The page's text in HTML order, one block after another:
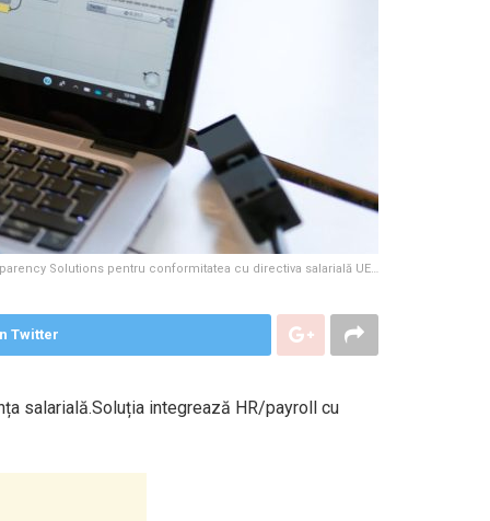
Solutions pentru conformitatea cu directiva salarială UE…
Twitter
salarială.Soluția integrează HR/payroll cu